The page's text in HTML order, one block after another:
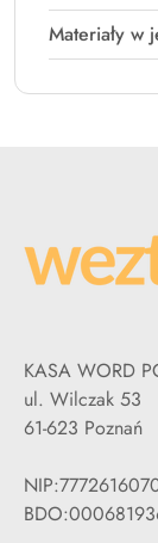
Materiały w
KASA WORD
ul. Wilczak 53
61-623 Poznań